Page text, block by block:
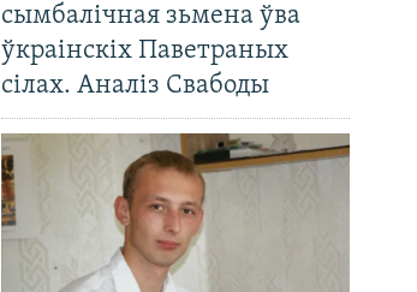
сымбалічная зьмена ўва
ўкраінскіх Паветраных
сілах. Аналіз Свабоды